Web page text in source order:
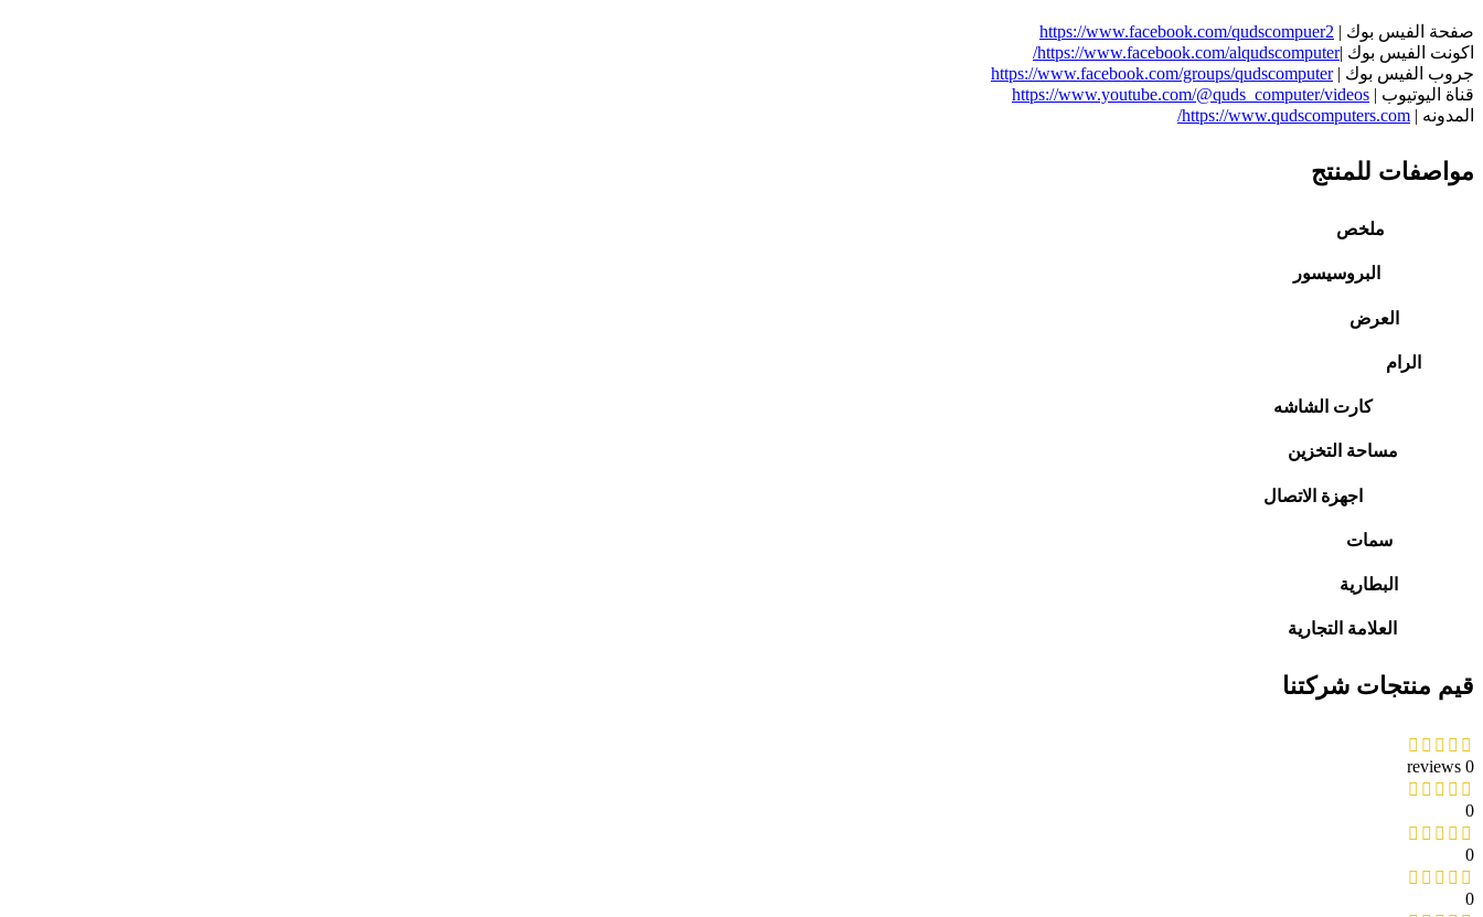
صفحة الفيس بوك | https://www.facebook.com/qudscompuer2
اكونت الفيس بوك |https://www.facebook.com/alqudscomputer/
جروب الفيس بوك |https://www.facebook.com/groups/qudscomputer
قناة اليوتيوب | https://www.youtube.com/@quds_computer/videos
المدونه | https://www.qudscomputers.com/
مواصفات للمنتج
ملخص
البروسيسور
العرض
الرام
كارت الشاشه
مساحة التخزين
اجهزة الاتصال
سمات
البطارية
العلامة التجارية
قيم منتجات شركتنا
0 reviews
0
0
0